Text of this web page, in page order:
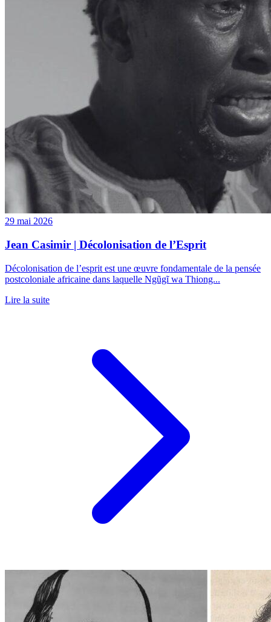
29 mai 2026
Jean Casimir | Décolonisation de l’Esprit
Décolonisation de l’esprit est une œuvre fondamentale de la pensée
postcoloniale africaine dans laquelle Ngũgĩ wa Thiong...
Lire la suite